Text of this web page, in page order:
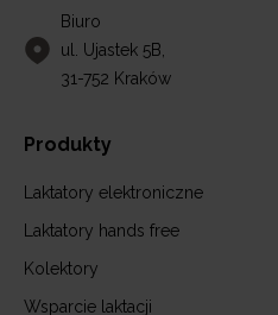
Biuro
ul. Ujastek 5B,
31-752 Kraków
Produkty
Laktatory elektroniczne
Laktatory hands free
Kolektory
Wsparcie laktacji